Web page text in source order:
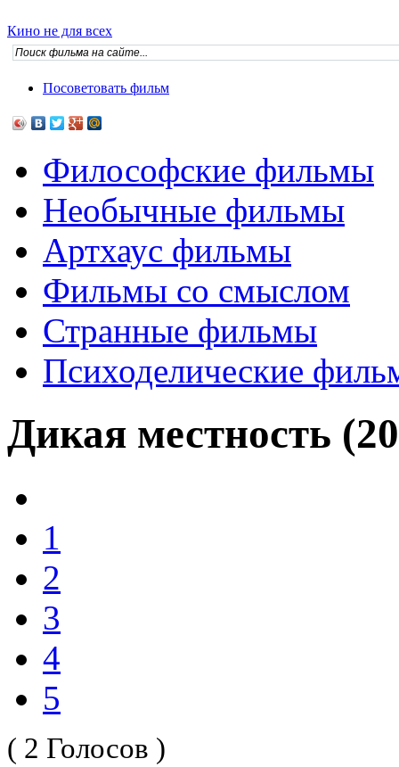
Кино не для всех
Посоветовать фильм
Философские фильмы
Необычные фильмы
Артхаус фильмы
Фильмы со смыслом
Странные фильмы
Психоделические
Дикая местность
1
2
3
4
5
( 2 Голосов )